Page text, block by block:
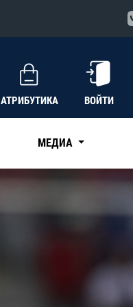
АТРИБУТИКА ВОЙТИ
МЕДИА